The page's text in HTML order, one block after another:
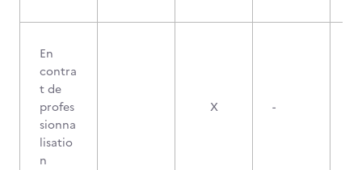
En
contra
t de
profes
sionna
lisatio
n
X -